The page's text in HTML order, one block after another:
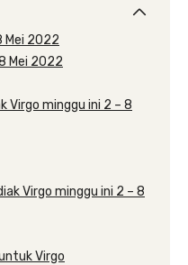
Mei 2022
Mei 2022
Virgo minggu ini 2 – 8
Virgo minggu ini 2 – 8
Virgo